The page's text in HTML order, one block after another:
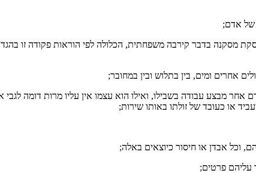
של אדם;
מסקנה בדבר קירבה משפחתית, הכלולה לפי הוראות פקודה זו
אחרים ומים, בין בתלוש ובין במחובר;
מבצע עבודה בשבילו, ואילו הוא עצמו אין עליו מרות דומה לגבי
או כעובד של זולתו באותו שירות;
וכל אבדן או חיסור כיוצאים באלה;
עליהם פרטים;